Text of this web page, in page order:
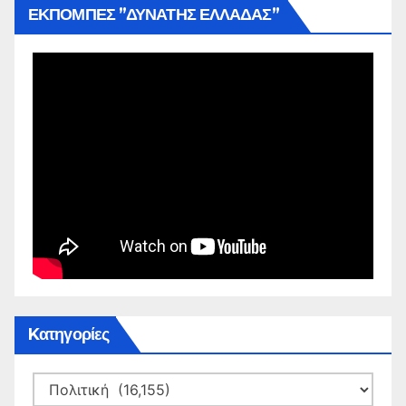
ΕΚΠΟΜΠΕΣ ”ΔΥΝΑΤΗΣ ΕΛΛΑΔΑΣ”
Kατηγορίες
Kατηγορίες